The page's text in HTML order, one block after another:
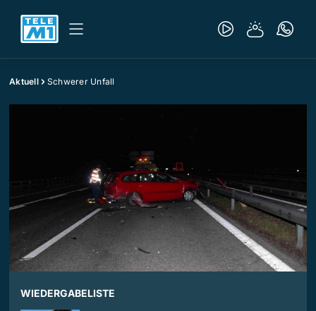
Aktuell Schwerer Unfall
WIEDERGABELISTE